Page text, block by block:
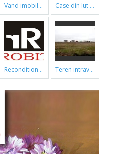
vand imobil ,790m,piata gorjului,pret negociabil case din lut si paie
reconditionari cazi de baie teren intravilan